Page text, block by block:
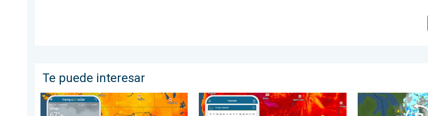
Te puede interesar
Regresa el fresco al norte de las Montañas Rocosas. Un breve avance de otoño. . . lunes, 3 de agosto de
Salto de 50 grados Fahrenheit. Extremos en el Noroeste. . .
Lluvias intensas en